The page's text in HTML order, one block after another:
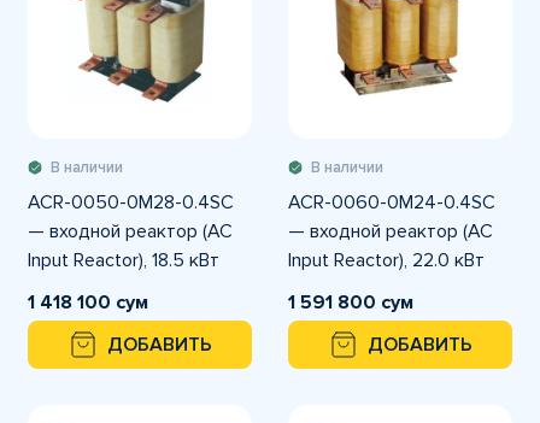
В наличии
ACR-0050-0M28-0.4SC
— входной реактор (AC
Input Reactor), 18.5 кВт
1 418 100 сум
ДОБАВИТЬ
В наличии
ACR-0060-0M24-0.4SC
— входной реактор (AC
Input Reactor), 22.0 кВт
1 591 800 сум
ДОБАВИТЬ